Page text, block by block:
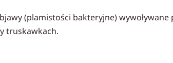
(plamistości bakteryjne)
truskawkach.